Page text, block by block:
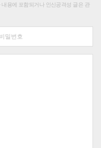
용에 포함되거나 인신공격성 글은 관